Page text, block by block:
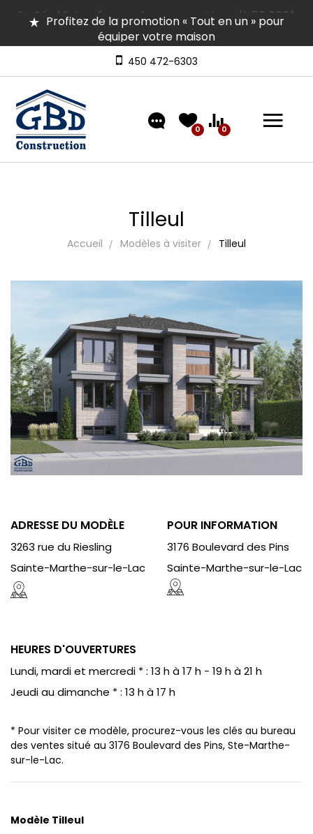
Profitez de la promotion « Tout en un » pour
équiper votre maison
Plusieurs maisons en inventaire pour occupation
rapide | Venez les visiter
Découvrez nos modèles comprenant un
aménagement extérieur de type « clé en main »
450 472-6303
0 0
Tilleul
Accueil Modèles à visiter Tilleul
ADRESSE DU MODÈLE
3263 rue du Riesling
Sainte-Marthe-sur-le-Lac
POUR INFORMATION
3176 Boulevard des Pins
Sainte-Marthe-sur-le-Lac
HEURES D'OUVERTURES
Lundi, mardi et mercredi * : 13 h à 17 h - 19 h à 21 h
Jeudi au dimanche * : 13 h à 17 h
* Pour visiter ce modèle, procurez-vous les clés au bureau
des ventes situé au 3176 Boulevard des Pins, Ste-Marthe-
sur-le-Lac.
Modèle Tilleul